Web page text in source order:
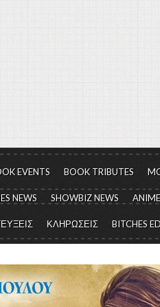
EVENTS BOOK TRIBUTES
NEWS SHOWBIZ NEWS ANIME
ΚΛΗΡΩΣΕΙΣ BITCHES